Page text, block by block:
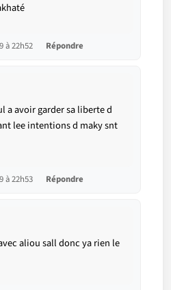
à 22h52 Répondre
a avoir garder sa liberte d
lee intentions d maky snt
à 22h53 Répondre
aliou sall donc ya rien le